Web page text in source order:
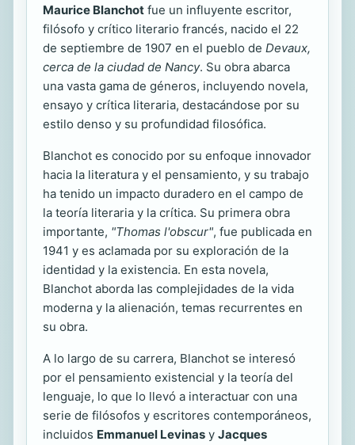
Maurice Blanchot fue un influyente escritor,
filósofo y crítico literario francés, nacido el 22
de septiembre de 1907 en el pueblo de Devaux,
cerca de la ciudad de Nancy. Su obra abarca
una vasta gama de géneros, incluyendo novela,
ensayo y crítica literaria, destacándose por su
estilo denso y su profundidad filosófica.
Blanchot es conocido por su enfoque innovador
hacia la literatura y el pensamiento, y su trabajo
ha tenido un impacto duradero en el campo de
la teoría literaria y la crítica. Su primera obra
importante, "Thomas l'obscur", fue publicada en
1941 y es aclamada por su exploración de la
identidad y la existencia. En esta novela,
Blanchot aborda las complejidades de la vida
moderna y la alienación, temas recurrentes en
su obra.
A lo largo de su carrera, Blanchot se interesó
por el pensamiento existencial y la teoría del
lenguaje, lo que lo llevó a interactuar con una
serie de filósofos y escritores contemporáneos,
incluidos Emmanuel Levinas y Jacques